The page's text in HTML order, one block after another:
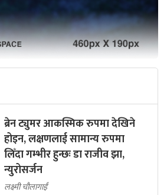
ब्रेन ट्युमर आकस्मिक रुपमा देखिने
होइन, लक्षणलाई सामान्य रुपमा
लिँदा गम्भीर हुन्छः डा राजीव झा,
न्युरोसर्जन
लक्ष्मी चौलागाईं